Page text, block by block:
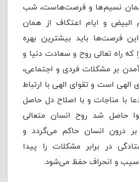
نسیم‌ها و فرصت‌هاست، شب
البیض و ایام اعتکاف از همان
فرصت‌ها باید بیشترین بهره
که راه تعالی روح و سعادت دنیا و
بر مشکلات فردی و اجتماعی،
الهی است و تقوای الهی با ارتباط
با مناجات و با اصلاح دل‌ حاصل
حاصل شد روح انسان متعالی
درون انسان حاکم می‌گردد و
در برابر مشکلات را پیدا
و انحراف‌ حفظ می‌شود.